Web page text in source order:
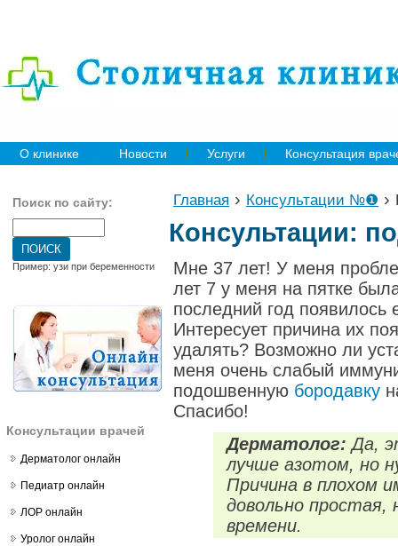
О клинике Новости Услуги Консультация
Поиск по сайту:
Пример: узи при беременности
Консультации врачей
Дерматолог онлайн
Педиатр онлайн
ЛОР онлайн
Уролог онлайн
Главная › Консультации №❶ ›
Консультации:
Мне 37 лет! У меня
лет 7 у меня на пятке
последний год
Интересует причина их
удалять? Возможно ли
меня очень слабый
подошвенную бородавку
Спасибо!
Дерматолог: Да,
лучше азотом, но
Причина в плохом
довольно
времени.